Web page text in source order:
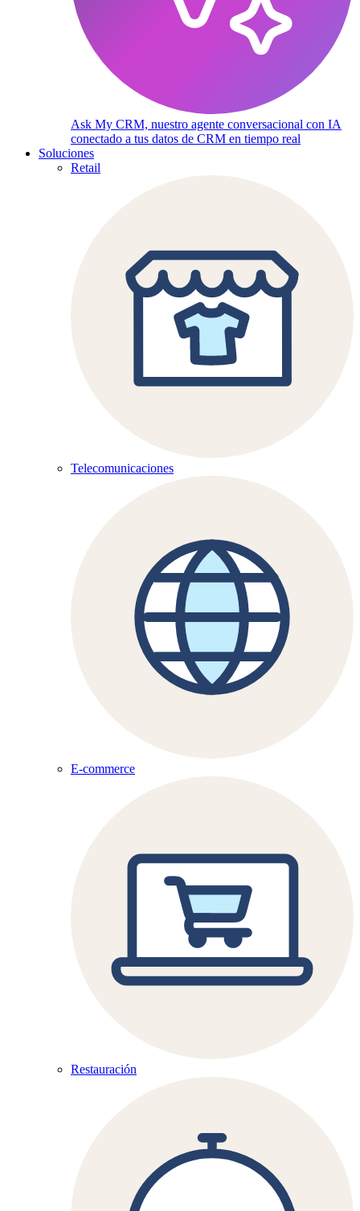
Ask My CRM, nuestro agente conversacional con IA
conectado a tus datos de CRM en tiempo real
Soluciones
Retail
Telecomunicaciones
E-commerce
Restauración